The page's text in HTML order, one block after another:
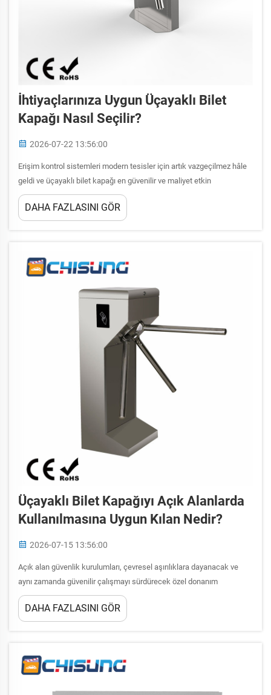
İhtiyaçlarınıza Uygun Üçayaklı Bilet
Kapağı Nasıl Seçilir?
2026-07-22 13:56:00
Erişim kontrol sistemleri modern tesisler için artık vazgeçilmez hâle
geldi ve üçayaklı bilet kapağı en güvenilir ve maliyet etkin
çözümlerden biri olarak öne çıktı. Bir ofis binasını mı güvenliğe
alıyorsunuz, bir spor tesisi girişinde kalabalık akışını mı
DAHA FAZLASINI GÖR
Üçayaklı Bilet Kapağıyı Açık Alanlarda
Kullanılmasına Uygun Kılan Nedir?
2026-07-15 13:56:00
Açık alan güvenlik kurulumları, çevresel aşırılıklara dayanacak ve
aynı zamanda güvenilir çalışmayı sürdürecek özel donanım
gerektiren benzersiz zorluklar sunar. Üçayaklı bilet kapağı, açık alan
erişim kontrolü için ideal bir çözüm temsil eder...
DAHA FAZLASINI GÖR